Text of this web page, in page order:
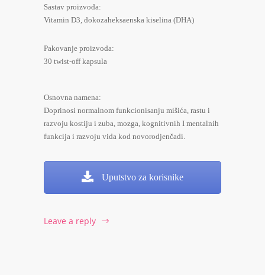
Sastav proizvoda:
Vitamin D3, dokozaheksaenska kiselina (DHA)
Pakovanje proizvoda:
30 twist-off kapsula
Osnovna namena:
Doprinosi normalnom funkcionisanju mišića, rastu i
razvoju kostiju i zuba, mozga, kognitivnih I mentalnih
funkcija i razvoju vida kod novorodjenčadi.
Uputstvo za korisnike
Leave a reply